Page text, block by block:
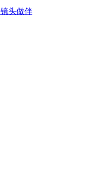
头做伴